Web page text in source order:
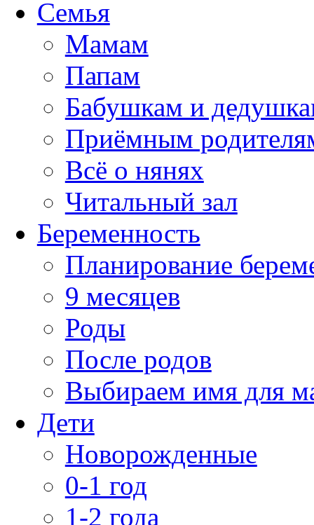
Семья
Мамам
Папам
Бабушкам и
Приёмным
Всё о нянях
Читальный зал
Беременность
Планирование
9 месяцев
Роды
После родов
Выбираем имя для
Дети
Новорожденные
0-1 год
1-2 года